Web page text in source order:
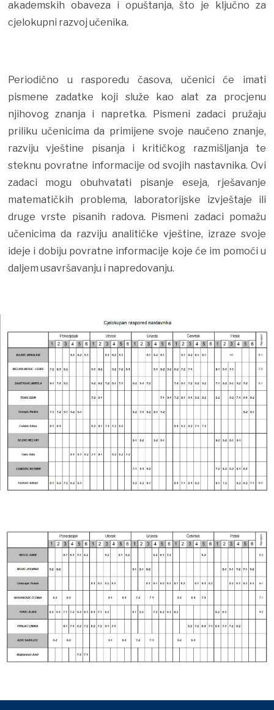
akademskih obaveza i opuštanja, što je ključno za
cjelokupni razvoj učenika.
Periodično u rasporedu časova, učenici će imati
pismene zadatke koji služe kao alat za procjenu
njihovog znanja i napretka. Pismeni zadaci pružaju
priliku učenicima da primijene svoje naučeno znanje,
razviju vještine pisanja i kritičkog razmišljanja te
steknu povratne informacije od svojih nastavnika. Ovi
zadaci mogu obuhvatati pisanje eseja, rješavanje
matematičkih problema, laboratorijske izvještaje ili
druge vrste pisanih radova. Pismeni zadaci pomažu
učenicima da razviju analitičke vještine, izraze svoje
ideje i dobiju povratne informacije koje će im pomoći u
daljem usavršavanju i napredovanju.